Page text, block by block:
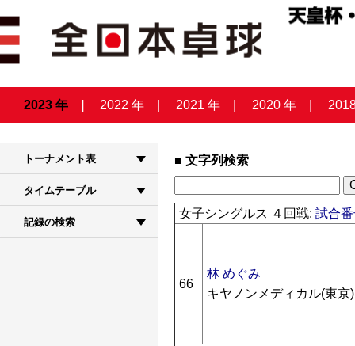
2023 年 2022 年 2021 年 2020 年
トーナメント表
タイムテーブル
記録の検索
文字列検索
女子シングルス ４回戦:試合
66
林 めぐみ
キヤノンメディカル(東京)